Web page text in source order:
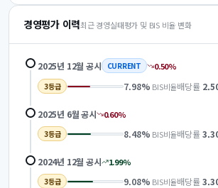
경영평가 이력최근 경영실태평가 및 BIS 비율 변화
2025년 12월 공시 CURRENT 0.50%
3등급 7.98% BIS비율배당률
2025년 6월공시 0.60%
3등급 8.48% BIS비율배당률
2024년 12월 공시 1.99%
3등급 9.08% BIS비율배당률